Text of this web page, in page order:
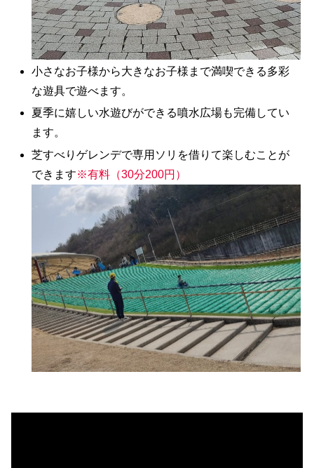
小さなお子様から大きなお子様まで満喫できる多彩
な遊具で遊べます。
夏季に嬉しい水遊びができる噴水広場も完備してい
ます。
芝すべりゲレンデで専用ソリを借りて楽しむことが
できます※有料（30分200円）